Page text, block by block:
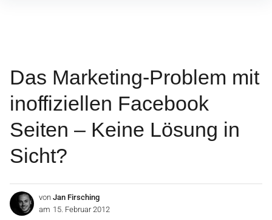
Das Marketing-Problem mit
inoffiziellen Facebook
Seiten – Keine Lösung in
Sicht?
von Jan Firsching
am 15. Februar 2012